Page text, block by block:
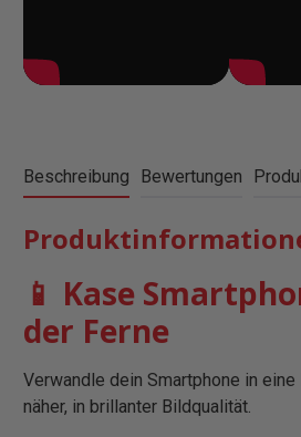
Beschreibung Bewertungen
📱 Kase
der Ferne
Verwandle dein Smartphone in
näher, in brillanter Bildqualität.